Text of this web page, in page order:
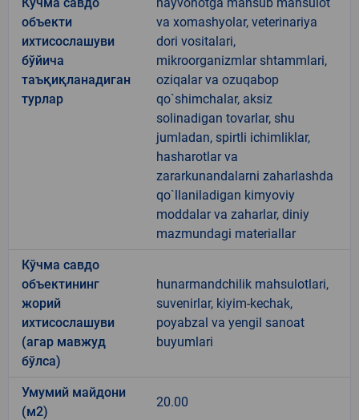
объекти
ихтисослашуви
бўйича
таъқиқланадиган
турлар
va xomashyolar, veterinariya
dori vositalari,
mikroorganizmlar shtammlari,
oziqalar va ozuqabop
qo`shimchalar, aksiz
solinadigan tovarlar, shu
jumladan, spirtli ichimliklar,
hasharotlar va
zararkunandalarni zaharlashda
qo`llaniladigan kimyoviy
moddalar va zaharlar, diniy
mazmundagi materiallar
Кўчма савдо
объектининг
жорий
ихтисослашуви
(агар мавжуд
бўлса)
hunarmandchilik mahsulotlari,
suvenirlar, kiyim-kechak,
poyabzal va yengil sanoat
buyumlari
Умумий майдони
(м2)
20.00